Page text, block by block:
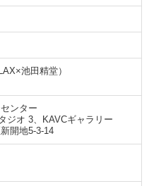
池田精堂）
ンター
ジオ 3、KAVCギャラリー
開地5-3-14